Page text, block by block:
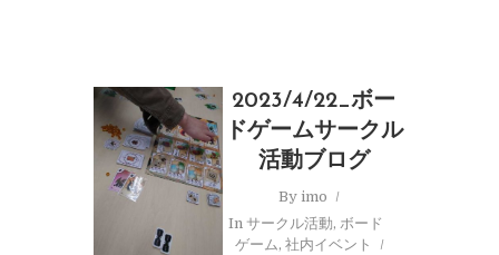
2023/4/22_ボー
ドゲームサークル
活動ブログ
By imo
In サークル活動, ボード
ゲーム, 社内イベント